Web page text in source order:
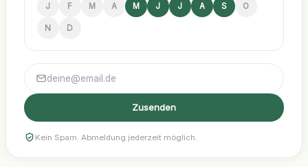
J F M A M J J A S O
N D
Zusenden
Kein Spam. Abmeldung jederzeit möglich.